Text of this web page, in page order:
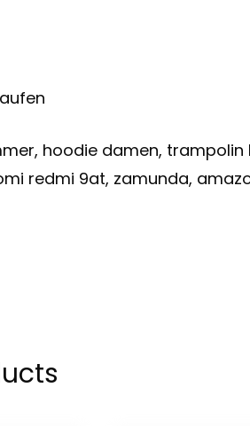
hoodie damen,
redmi 9at, zamunda,